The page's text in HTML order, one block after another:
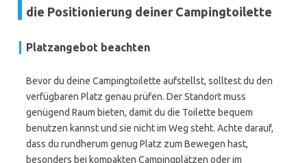
die Positionierung deiner Campingtoilette
Platzangebot beachten
Bevor du deine Campingtoilette aufstellst, solltest du den
verfügbaren Platz genau prüfen. Der Standort muss
genügend Raum bieten, damit du die Toilette bequem
benutzen kannst und sie nicht im Weg steht. Achte darauf,
dass du rundherum genug Platz zum Bewegen hast,
besonders bei kompakten Campingplätzen oder im